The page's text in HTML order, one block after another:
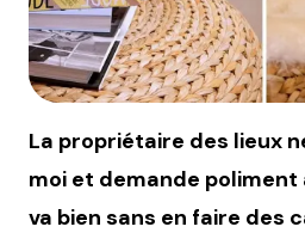
La propriétaire des lieux
moi et demande
va bien sans en faire des